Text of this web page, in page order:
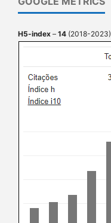
H5-index – 14 (2018-2023)